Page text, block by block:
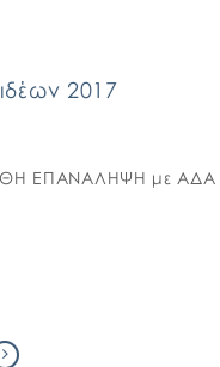
2017
ΕΠΑΝΑΛΗΨΗ με ΑΔΑ